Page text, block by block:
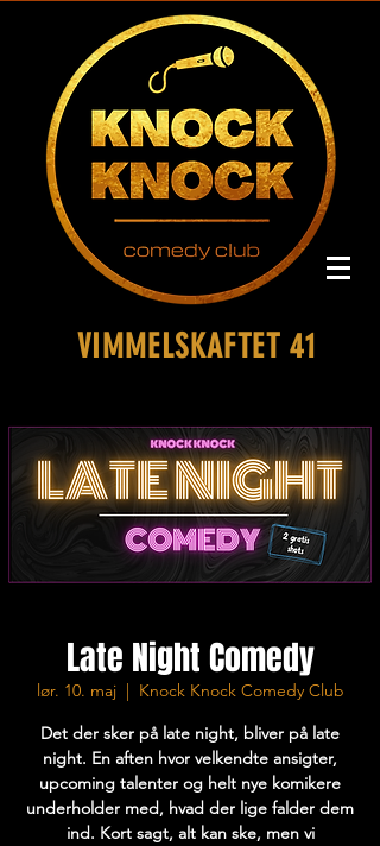
VIMMELSKAFTET 41
Late Night Comedy
lør. 10. maj
  |
Knock Knock Comedy Club
Det der sker på late night, bliver på late
night. En aften hvor velkendte ansigter,
upcoming talenter og helt nye komikere
underholder med, hvad der lige falder dem
ind. Kort sagt, alt kan ske, men vi